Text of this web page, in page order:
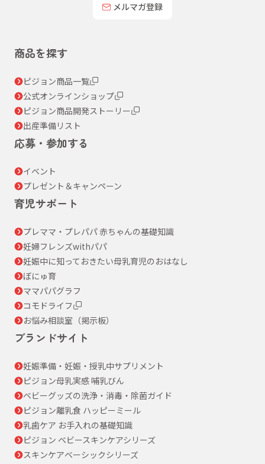
メルマガ登録
商品を探す
ピジョン商品一覧
公式オンラインショップ
ピジョン商品開発ストーリー
出産準備リスト
応募・参加する
イベント
プレゼント＆キャンペーン
育児サポート
プレママ・プレパパ 赤ちゃんの基礎知識
妊婦フレンズwithパパ
妊娠中に知っておきたい母乳育児のおはなし
ぼにゅ育
ママパパグラフ
コモドライフ
お悩み相談室（掲示板）
ブランドサイト
妊娠準備・妊娠・授乳中サプリメント
ピジョン母乳実感 哺乳びん
ベビーグッズの洗浄・消毒・除菌ガイド
ピジョン離乳食 ハッピーミール
乳歯ケア お手入れの基礎知識
ピジョン ベビースキンケアシリーズ
スキンケアベーシックシリーズ